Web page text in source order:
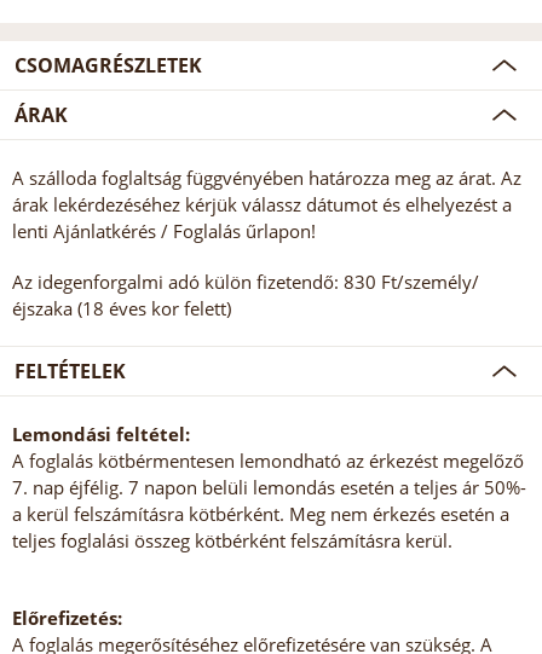
CSOMAGRÉSZLETEK
ÁRAK
A szálloda foglaltság függvényében határozza meg az árat. Az
árak lekérdezéséhez kérjük válassz dátumot és elhelyezést a
lenti Ajánlatkérés / Foglalás űrlapon!
Az idegenforgalmi adó külön fizetendő: 830 Ft/személy/
éjszaka (18 éves kor felett)
FELTÉTELEK
Lemondási feltétel:
A foglalás kötbérmentesen lemondható az érkezést megelőző
7. nap éjfélig. 7 napon belüli lemondás esetén a teljes ár 50%-
a kerül felszámításra kötbérként. Meg nem érkezés esetén a
teljes foglalási összeg kötbérként felszámításra kerül.
Előrefizetés:
A foglalás megerősítéséhez előrefizetésére van szükség. A